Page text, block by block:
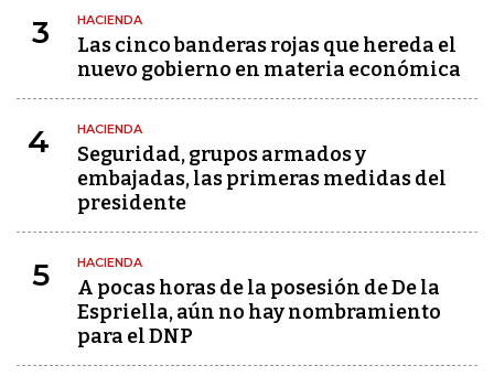
3 HACIENDA
Las cinco banderas rojas que hereda el
nuevo gobierno en materia económica
4 HACIENDA
Seguridad, grupos armados y
embajadas, las primeras medidas del
presidente
5 HACIENDA
A pocas horas de la posesión de De la
Espriella, aún no hay nombramiento
para el DNP